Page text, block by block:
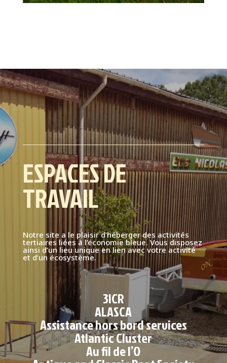
ESPACES DE
TRAVAIL
Notre site a le plaisir d’héberger des activités
tertiaires liées à l’économie bleue. Vous disposez
ainsi d’un lieu unique en lien avec votre activité
et d’un écosystème.
3ICR
ALASCA
Assistance hors bord services
Atlantic Cluster
Au fil de l’O